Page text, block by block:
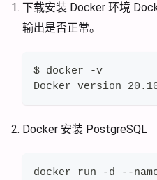
下载安装 Docker 环境
输出是否正常。
$ docker -v
Docker version
Docker 安装 PostgreSQL
docker run -d --